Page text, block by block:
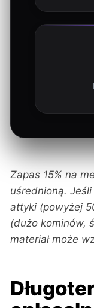
Zapas 15% na
uśrednioną.
attyki (powyżej
(dużo kominów,
materiał może